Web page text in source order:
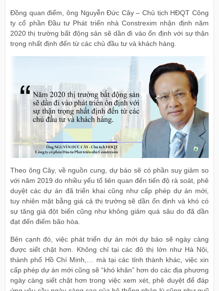
Đồng quan điểm, ông Nguyễn Đức Cây – Chủ tịch HĐQT Công
ty cổ phần Đầu tư Phát triển nhà Constrexim nhận định năm
2020 thị trường bất động sản sẽ dần đi vào ổn định với sự thận
trọng nhất định đến từ các chủ đầu tư và khách hàng.
Theo ông Cây, về nguồn cung, dự báo sẽ có phần suy giảm so
với năm 2019 do nhiều yếu tố liên quan đến tiến độ rà soát, phê
duyệt các dự án đã triển khai cũng như cấp phép dự án mới,
tuy nhiên mặt bằng giá cả thị trưởng sẽ dần ổn định và khó có
sự tăng giá đột biến cũng như không giảm quá sâu do đã dần
đạt đến điểm bão hòa.
Bên cạnh đó, việc phát triển dự án mới dự báo sẽ ngày càng
được siết chặt hơn. Không chỉ tại các đô thị lớn như Hà Nội,
thành phố Hồ Chí Minh,… mà tại các tỉnh thành khác, việc xin
cấp phép dự án mới cũng sẽ “khó khăn” hơn do các địa phương
ngày càng siết chặt hơn trong việc xem xét, phê duyệt để đáp